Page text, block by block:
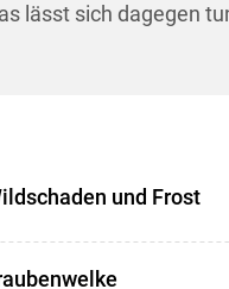
lässt sich dagegen
und Frost